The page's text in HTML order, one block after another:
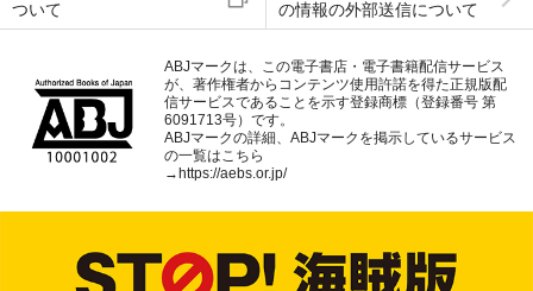
ついて
の情報の外部送信について
ABJマークは、この電子書店・電子書籍配信サービス
が、著作権者からコンテンツ使用許諾を得た正規版配
信サービスであることを示す登録商標（登録番号 第
6091713号）です。
ABJマークの詳細、ABJマークを掲示しているサービス
の一覧はこちら
→ https://aebs.or.jp/